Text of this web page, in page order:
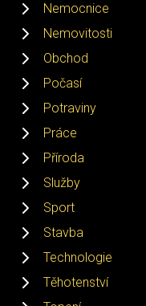
Nemocnice
Nemovitosti
Obchod
Počasí
Potraviny
Práce
Příroda
Služby
Sport
Stavba
Technologie
Těhotenství